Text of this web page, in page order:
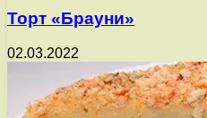
Торт «Брауни»
02.03.2022